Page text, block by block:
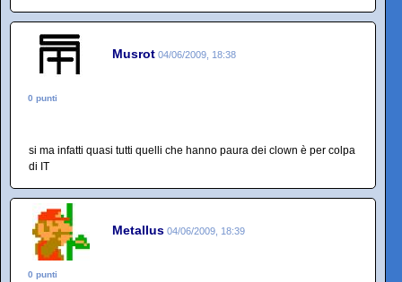
Musrot 04/06/2009, 18:38
0 punti
si ma infatti quasi tutti quelli che hanno paura dei clown è per colpa
di IT
Metallus 04/06/2009, 18:39
0 punti